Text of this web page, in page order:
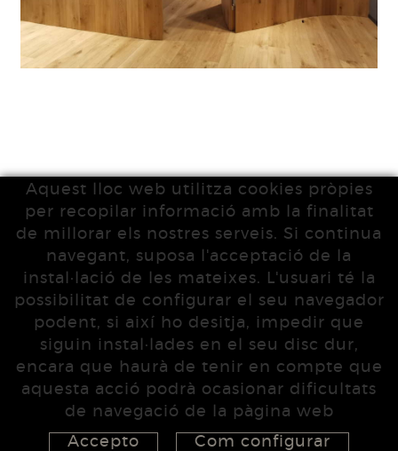
Aquest lloc web utilitza cookies pròpies
per recopilar informació amb la finalitat
de millorar els nostres serveis. Si continua
navegant, suposa l'acceptació de la
instal·lació de les mateixes. L'usuari té la
possibilitat de configurar el seu navegador
podent, si així ho desitja, impedir que
siguin instal·lades en el seu disc dur,
encara que haurà de tenir en compte que
aquesta acció podrà ocasionar dificultats
de navegació de la pàgina web
Accepto
Com configurar